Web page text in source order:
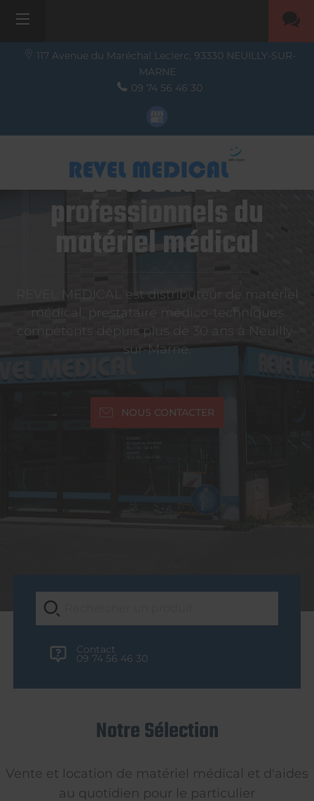
117 Avenue du Maréchal Leclerc, 93330 NEUILLY-SUR-
MARNE
09 74 56 46 30
Le réseau de
professionnels du
matériel médical
REVEL MEDICAL est distributeur de matériel
médical, prestataire médico-techniques
compétents depuis plus de 30 ans à Neuilly-
sur-Marne.
NOUS CONTACTER
Contact
09 74 56 46 30
Notre Sélection
Vente et location de matériel médical et d'aides
au quotidien pour le particulier